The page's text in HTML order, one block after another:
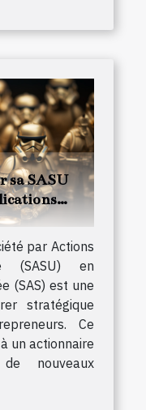
sa SASU
par Actions
(SASU) en
(SAS) est une
stratégique
Ce
un actionnaire
nouveaux